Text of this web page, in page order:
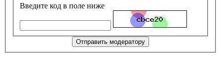
Введите код в поле ниже
Отправить модератору